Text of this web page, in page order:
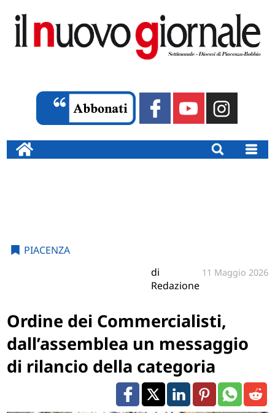
PIACENZA
di
Redazione
11 Maggio 2026
Ordine dei Commercialisti,
dall’assemblea un messaggio
di rilancio della categoria